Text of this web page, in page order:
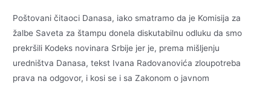
Poštovani čitaoci Danasa, iako smatramo da je Komisija za
žalbe Saveta za štampu donela diskutabilnu odluku da smo
prekršili Kodeks novinara Srbije jer je, prema mišljenju
uredništva Danasa, tekst Ivana Radovanovića zloupotreba
prava na odgovor, i kosi se i sa Zakonom o javnom